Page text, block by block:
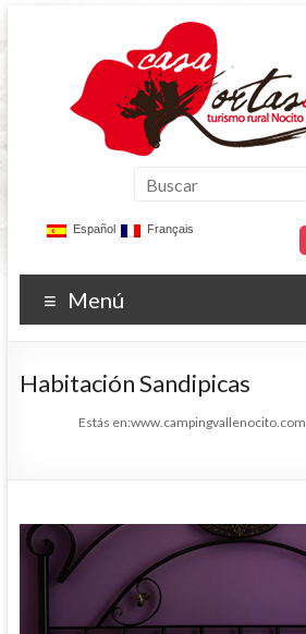
Español Français
Menú
Habitación Sandipicas
Estás en:www.campingvallenocito.com